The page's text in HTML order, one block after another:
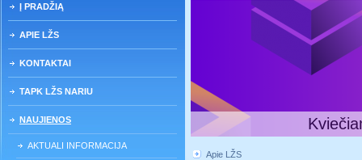
Į PRADŽIĄ
APIE LŽS
KONTAKTAI
TAPK LŽS NARIU
NAUJIENOS
AKTUALI INFORMACIJA
Apie LŽS